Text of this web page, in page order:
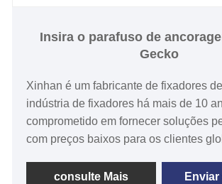
Insira o parafuso de
Gecko
Xinhan é um fabricante de fixadores
indústria de fixadores há mais de 10
comprometido em fornecer soluções
com preços baixos para os clientes
Gecko é um fixador utilizado para
consulte Mais